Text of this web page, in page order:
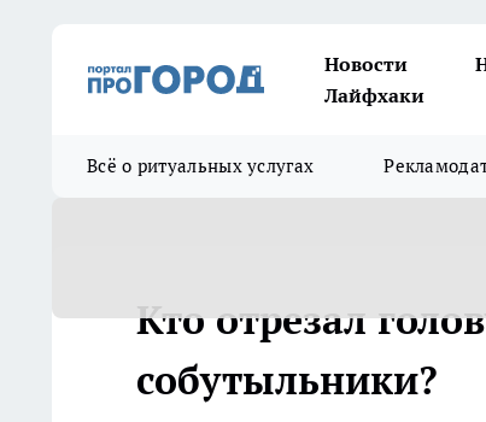
Новости
Лайфхаки
Всё о ритуальных услугах
Кто отрезал
собутыльники?